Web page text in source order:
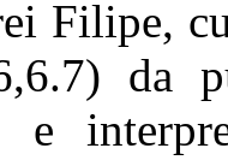
Filipe,
da
e